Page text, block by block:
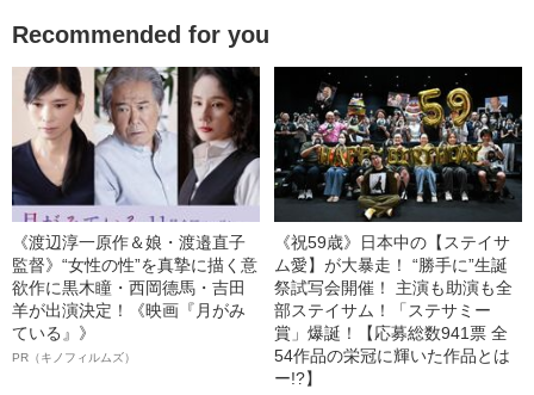
Recommended for you
《渡辺淳一原作＆娘・渡邉直子
監督》“女性の性”を真摯に描く意
欲作に黒木瞳・西岡德馬・吉田
羊が出演決定！《映画『月がみ
ている』》
PR（キノフィルムズ）
《祝59歳》日本中の【ステイサ
ム愛】が大暴走！ “勝手に”生誕
祭試写会開催！ 主演も助演も全
部ステイサム！「ステサミー
賞」爆誕！【応募総数941票 全
54作品の栄冠に輝いた作品とは
ー!?】